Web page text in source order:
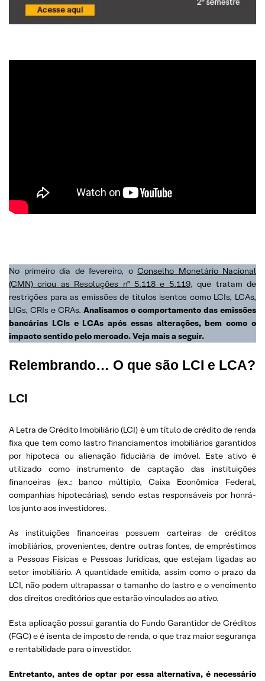
No primeiro dia de fevereiro, o Conselho Monetário Nacional
(CMN) criou as Resoluções nº 5.118 e 5.119, que tratam de
restrições para as emissões de títulos isentos como LCIs, LCAs,
LIGs, CRIs e CRAs. Analisamos o comportamento das emissões
bancárias LCIs e LCAs após essas alterações, bem como o
impacto sentido pelo mercado. Veja mais a seguir.
Relembrando… O que são LCI e LCA?
LCI
A Letra de Crédito Imobiliário (LCI) é um título de crédito de renda
fixa que tem como lastro financiamentos imobiliários garantidos
por hipoteca ou alienação fiduciária de imóvel. Este ativo é
utilizado como instrumento de captação das instituições
financeiras (ex.: banco múltiplo, Caixa Econômica Federal,
companhias hipotecárias), sendo estas responsáveis por honrá-
los junto aos investidores.
As instituições financeiras possuem carteiras de créditos
imobiliários, provenientes, dentre outras fontes, de empréstimos
a Pessoas Físicas e Pessoas Jurídicas, que estejam ligadas ao
setor imobiliário. A quantidade emitida, assim como o prazo da
LCI, não podem ultrapassar o tamanho do lastro e o vencimento
dos direitos creditórios que estarão vinculados ao ativo.
Esta aplicação possui garantia do Fundo Garantidor de Créditos
(FGC) e é isenta de imposto de renda, o que traz maior segurança
e rentabilidade para o investidor.
Entretanto, antes de optar por essa alternativa, é necessário